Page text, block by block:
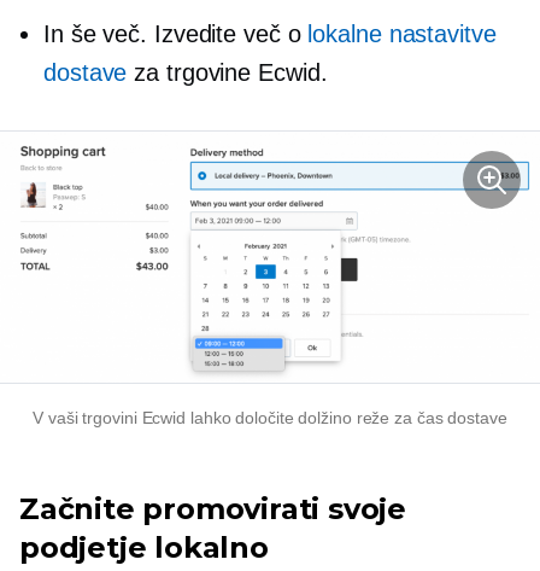
In še več. Izvedite več o lokalne nastavitve
dostave za trgovine Ecwid.
V vaši trgovini Ecwid lahko določite dolžino reže za čas dostave
Začnite promovirati svoje
podjetje lokalno